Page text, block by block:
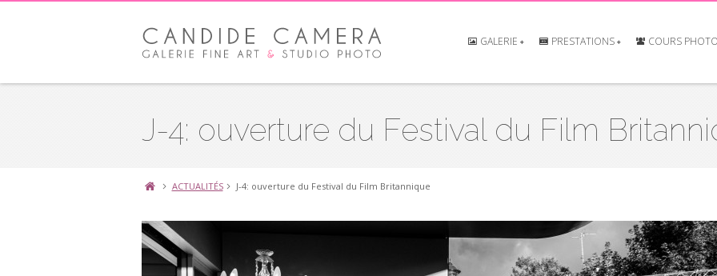
GALERIE PRESTATIONS COURS
J-4: ouverture du Festival du Film
ACTUALITÉS J-4: ouverture du Festival du Film Britannique